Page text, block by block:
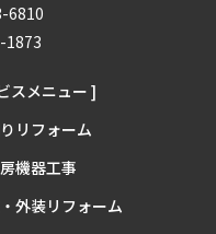
6810
1873
スメニュー ]
リフォーム
機器工事
外装リフォーム